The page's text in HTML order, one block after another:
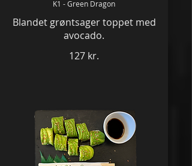
K1 - Green Dragon
Blandet grøntsager toppet med
avocado.
127 kr.